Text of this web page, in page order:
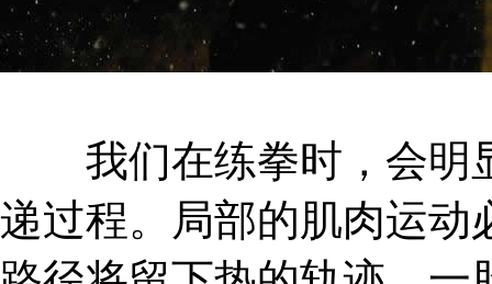
我们在练拳时，会明
递过程。局部的肌肉运动